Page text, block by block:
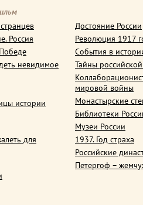
Россия
невидимое
истории
для
Достояние России
Революция 1917
События в
Тайны
мировой войны
Монастырские
Библиотеки
Музеи России
1937. Год страха
Российские
Петергоф –